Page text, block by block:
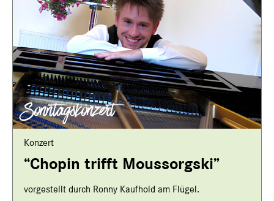
Konzert
“Chopin trifft Moussorgski”
vorgestellt durch Ronny Kaufhold am Flügel.